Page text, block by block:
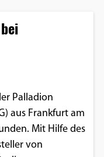
Palladion
aus Frankfurt am
Mit Hilfe des
von